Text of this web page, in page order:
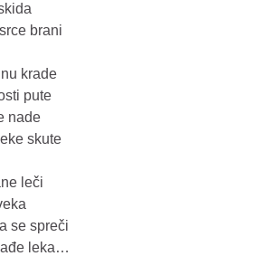
brani
krade
pute
nade
skute
leči
se spreči
leka…